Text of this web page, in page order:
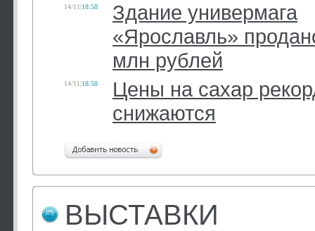
14/11|18:58
Здание универмага
«Ярославль»
млн рублей
14/11|18:58
Цены на сахар
снижаются
ВЫСТАВКИ